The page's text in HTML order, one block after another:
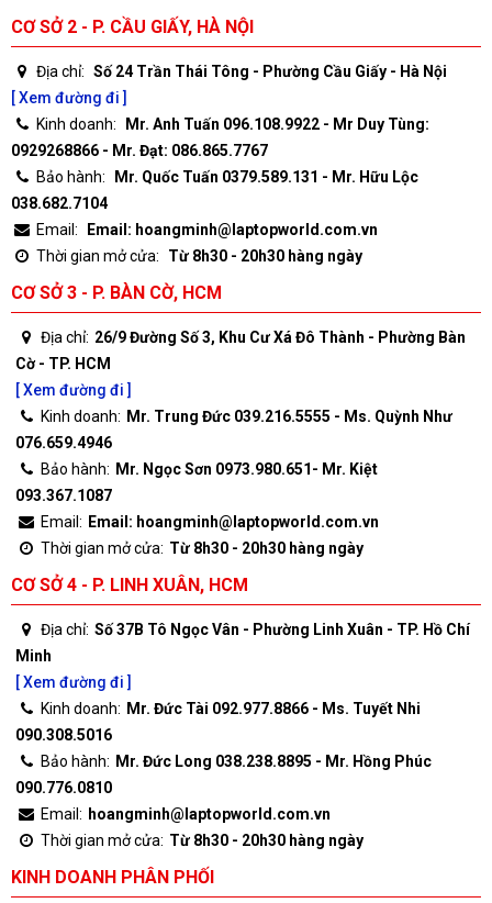
CƠ SỞ 2 - P. CẦU GIẤY, HÀ NỘI
Địa chỉ: Số 24 Trần Thái Tông - Phường Cầu Giấy - Hà Nội
[ Xem đường đi ]
Kinh doanh:
Mr. Anh Tuấn 096.108.9922 - Mr Duy Tùng:
0929268866 - Mr. Đạt: 086.865.7767
Bảo hành:
Mr. Quốc Tuấn 0379.589.131 - Mr. Hữu Lộc
038.682.7104
Email:
Email: hoangminh@laptopworld.com.vn
Thời gian mở cửa:
Từ 8h30 - 20h30 hàng ngày
CƠ SỞ 3 - P. BÀN CỜ, HCM
Địa chỉ: 26/9 Đường Số 3, Khu Cư Xá Đô Thành - Phường Bàn
Cờ - TP. HCM
[ Xem đường đi ]
Kinh doanh: Mr. Trung Đức 039.216.5555 - Ms. Quỳnh Như
076.659.4946
Bảo hành: Mr. Ngọc Sơn 0973.980.651- Mr. Kiệt
093.367.1087
Email: Email: hoangminh@laptopworld.com.vn
Thời gian mở cửa: Từ 8h30 - 20h30 hàng ngày
CƠ SỞ 4 - P. LINH XUÂN, HCM
Địa chỉ: Số 37B Tô Ngọc Vân - Phường Linh Xuân - TP. Hồ Chí
Minh
[ Xem đường đi ]
Kinh doanh: Mr. Đức Tài 092.977.8866 - Ms. Tuyết Nhi
090.308.5016
Bảo hành: Mr. Đức Long 038.238.8895 - Mr. Hồng Phúc
090.776.0810
Email: hoangminh@laptopworld.com.vn
Thời gian mở cửa: Từ 8h30 - 20h30 hàng ngày
KINH DOANH PHÂN PHỐI